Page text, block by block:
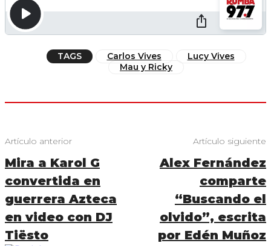
TAGS Carlos Vives
Lucy Vives
Mau y Ricky
Artículo anterior
Mira a Karol G
convertida en
guerrera Azteca
en video con DJ
Tiësto
Artículo siguiente
Alex Fernández
comparte
“Buscando el
olvido”, escrita
por Edén Muñoz